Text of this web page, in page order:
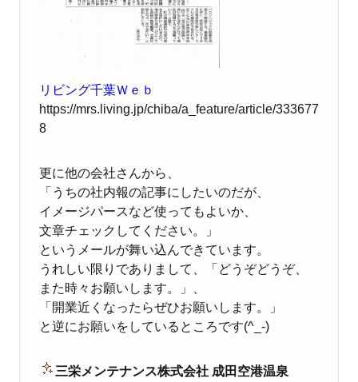
リビング千葉Ｗｅｂ
https://mrs.living.jp/chiba/a_feature/article/333677
8
更に他の会社さんから、
「うちの社内報の記事にしたいのだが、
イメージパースなど使ってもよいか、
文章チェックしてください。」
というメールが舞い込んできています。
うれしい限りでありまして、「どうぞどうぞ、
また時々お願いします。」、
「開業近くなったらぜひお願いします。」
と逆にお願いをしているところです(^_-)
三栄メンテナンス株式会社 成田空港温泉